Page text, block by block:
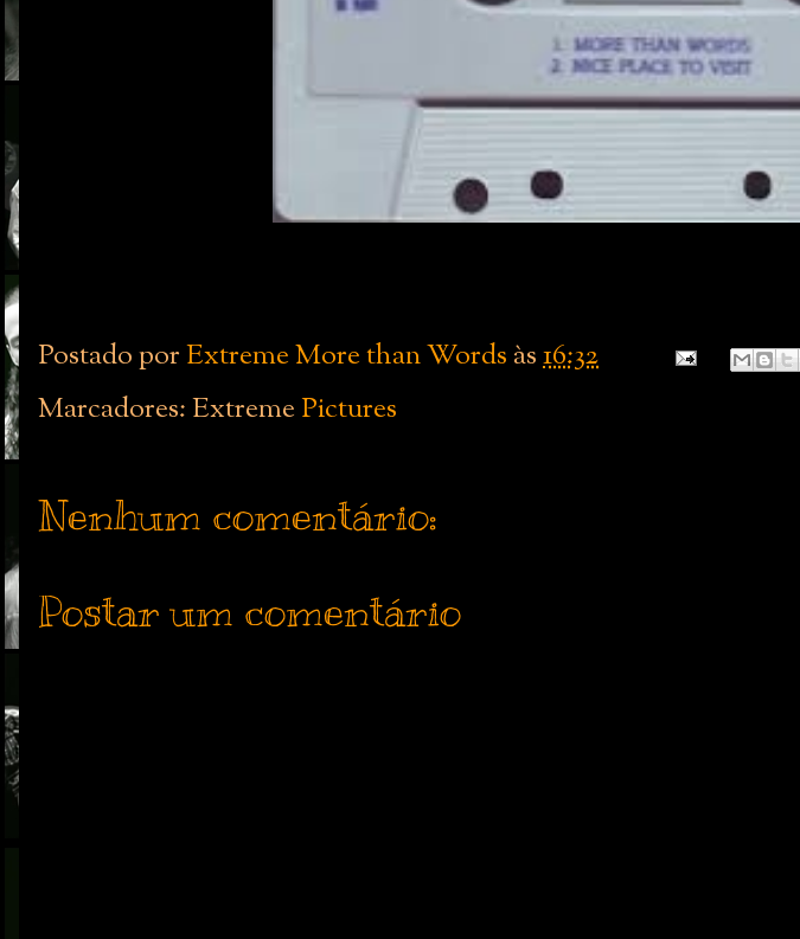
Postado porExtreme More than Words às16:32
Marcadores: ExtremePictures
Nenhum comentário:
Postar um comentário